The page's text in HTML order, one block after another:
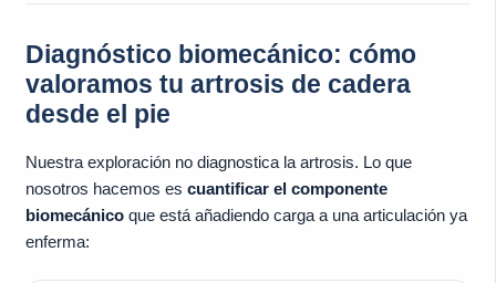
Diagnóstico biomecánico: cómo
valoramos tu artrosis de cadera
desde el pie
Nuestra exploración no diagnostica la artrosis. Lo que
nosotros hacemos es cuantificar el componente
biomecánicoque está añadiendo carga a una articulación ya
enferma: